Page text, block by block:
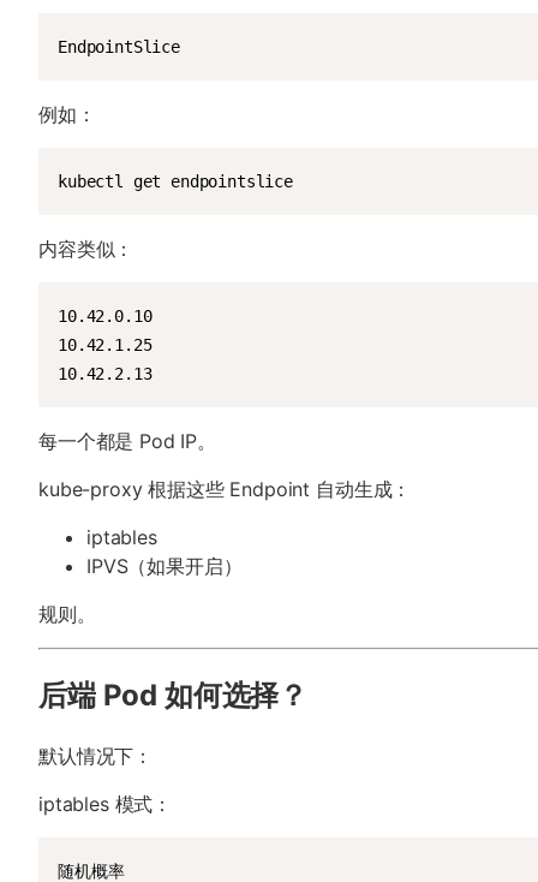
EndpointSlice
例如：
kubectl get endpointslice
内容类似：
10.42.0.10
10.42.1.25
10.42.2.13
每一个都是 Pod IP。
kube-proxy 根据这些 Endpoint 自动生成：
iptables
IPVS（如果开启）
规则。
后端 Pod 如何选择？
默认情况下：
iptables 模式：
随机概率